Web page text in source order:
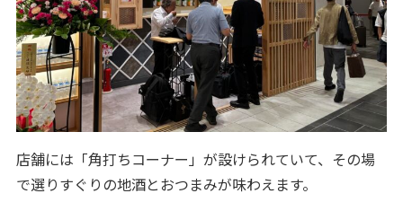
店舗には「角打ちコーナー」が設けられていて、その場
で選りすぐりの地酒とおつまみが味わえます。